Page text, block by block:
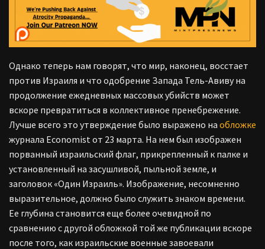
Однако теперь нам говорят, что мир, наконец, восстает
против Израиля и что одобрение Запада Тель-Авиву на
продолжение ежедневных массовых убийств может
вскоре превратиться в коллективное пренебрежение.
Лучше всего это утверждение было выражено на обложке
журнала Economist от 23 марта. На нем был изображен
порванный израильский флаг, прикрепленный к палке и
установленный на засушливой, пыльной земле, и
заголовок «Один Израиль». Изображение, несомненно
выразительное, должно было служить знаком времени.
Ее глубина становится еще более очевидной по
сравнению с другой обложкой той же публикации вскоре
после того, как израильские военные завоевали